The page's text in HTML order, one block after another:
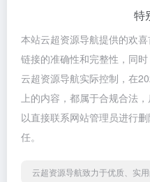
特
本站云超资源导航提供的欢
链接的准确性和完整性，同
云超资源导航实际控制，在
上的内容，都属于合规合法
以直接联系网站管理员进行
任。
云超资源导航致力于优质、实